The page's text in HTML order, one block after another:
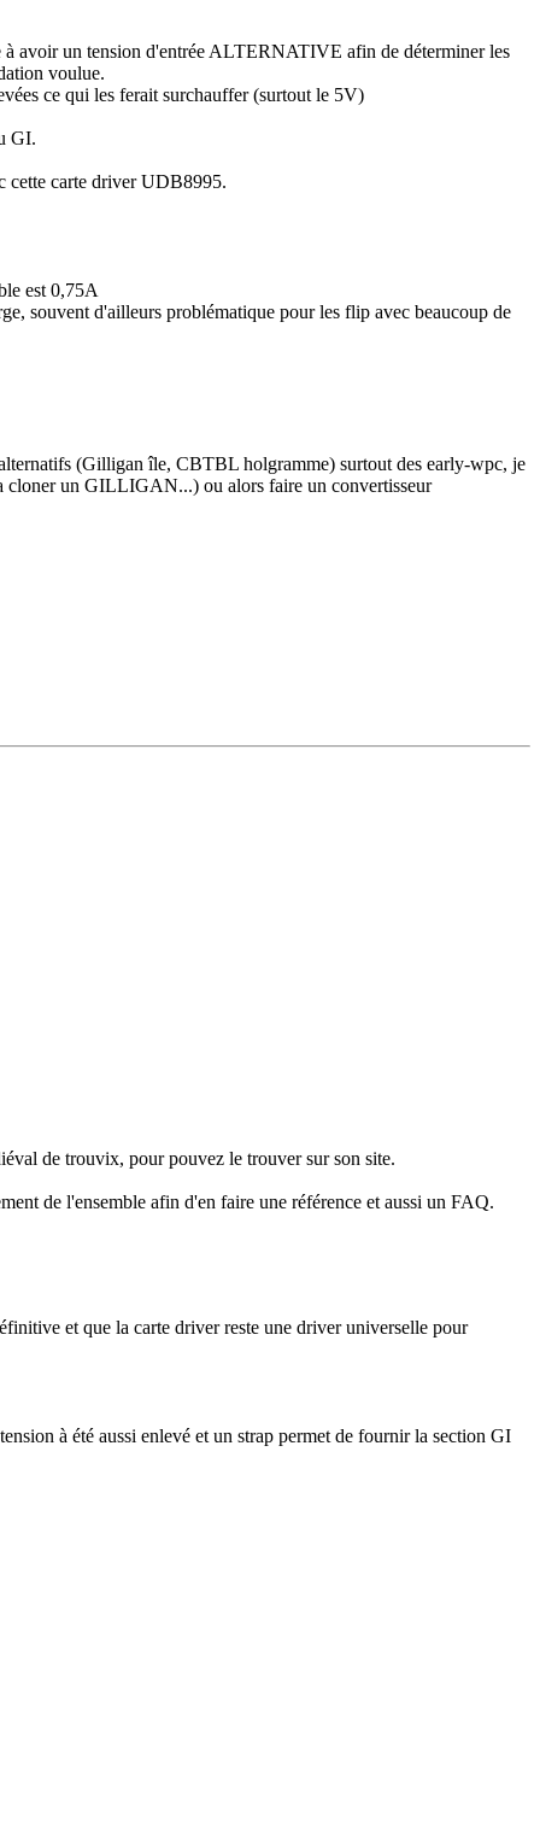
à avoir un tension d'entrée ALTERNATIVE afin de déterminer les
voulue.
ce qui les ferait surchauffer (surtout le 5V)
GI.
cette carte driver UDB8995.
est 0,75A
souvent d'ailleurs problématique pour les flip avec beaucoup de
(Gilligan île, CBTBL holgramme) surtout des early-wpc, je
cloner un GILLIGAN...) ou alors faire un convertisseur
de trouvix, pour pouvez le trouver sur son site.
de l'ensemble afin d'en faire une référence et aussi un FAQ.
et que la carte driver reste une driver universelle pour
à été aussi enlevé et un strap permet de fournir la section GI